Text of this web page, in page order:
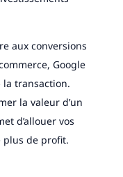
aux conversions
Google
la transaction.
la valeur d’un
d’allouer vos
plus de profit.